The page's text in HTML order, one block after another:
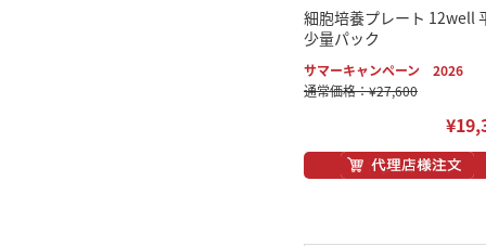
細胞培養プレート 12well
少量パック
サマーキャンペーン 2026
通常価格：¥27,600